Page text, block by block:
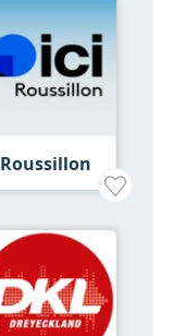
Roussillon